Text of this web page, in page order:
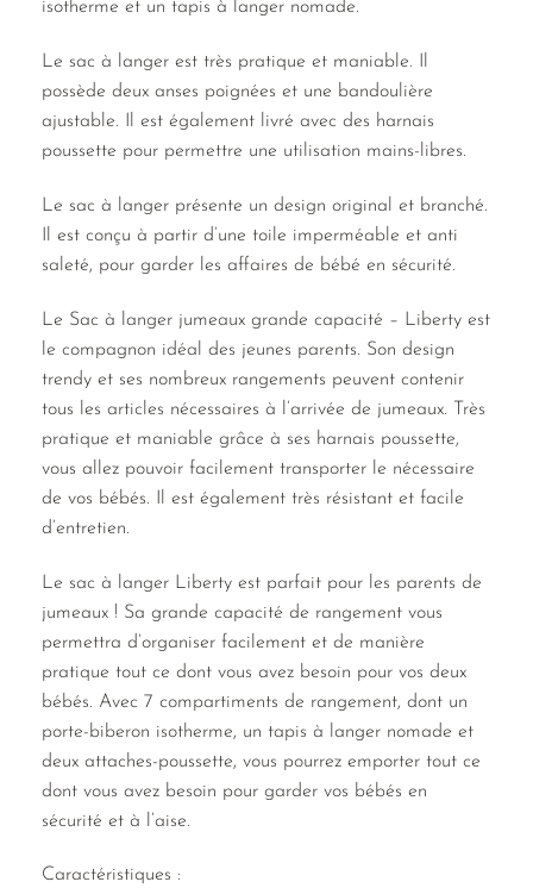
isotherme et un tapis à langer nomade.
Le sac à langer est très pratique et maniable. Il
possède deux anses poignées et une bandoulière
ajustable. Il est également livré avec des harnais
poussette pour permettre une utilisation mains-libres.
Le sac à langer présente un design original et branché.
Il est conçu à partir d’une toile imperméable et anti
saleté, pour garder les affaires de bébé en sécurité.
Le Sac à langer jumeaux grande capacité – Liberty est
le compagnon idéal des jeunes parents. Son design
trendy et ses nombreux rangements peuvent contenir
tous les articles nécessaires à l’arrivée de jumeaux. Très
pratique et maniable grâce à ses harnais poussette,
vous allez pouvoir facilement transporter le nécessaire
de vos bébés. Il est également très résistant et facile
d’entretien.
Le sac à langer Liberty est parfait pour les parents de
jumeaux ! Sa grande capacité de rangement vous
permettra d’organiser facilement et de manière
pratique tout ce dont vous avez besoin pour vos deux
bébés. Avec 7 compartiments de rangement, dont un
porte-biberon isotherme, un tapis à langer nomade et
deux attaches-poussette, vous pourrez emporter tout ce
dont vous avez besoin pour garder vos bébés en
sécurité et à l’aise.
Caractéristiques :